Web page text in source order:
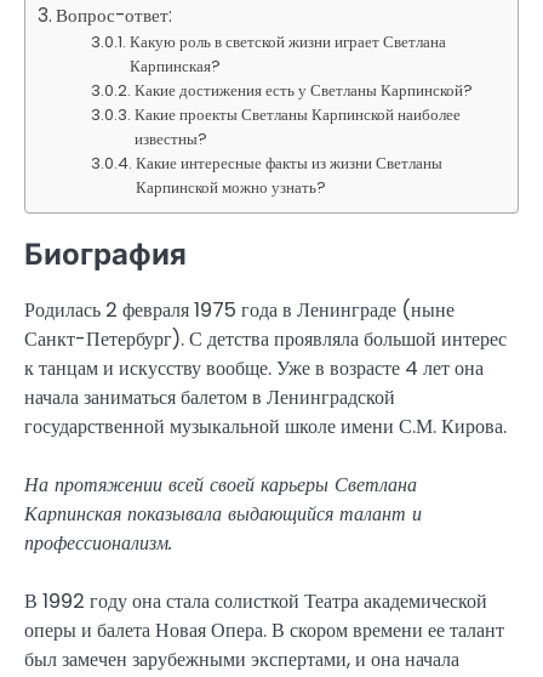
Вопрос-ответ:
Какую роль в светской жизни играет Светлана
Карпинская?
Какие достижения есть у Светланы Карпинской?
Какие проекты Светланы Карпинской наиболее
известны?
Какие интересные факты из жизни Светланы
Карпинской можно узнать?
Биография
Родилась 2 февраля 1975 года в Ленинграде (ныне
Санкт-Петербург). С детства проявляла большой интерес
к танцам и искусству вообще. Уже в возрасте 4 лет она
начала заниматься балетом в Ленинградской
государственной музыкальной школе имени С.М. Кирова.
На протяжении всей своей карьеры Светлана
Карпинская показывала выдающийся талант и
профессионализм.
В 1992 году она стала солисткой Театра академической
оперы и балета Новая Опера. В скором времени ее талант
был замечен зарубежными экспертами, и она начала